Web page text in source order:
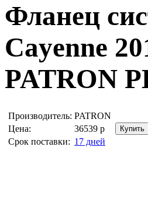
Фланец
Cayenne
PATRON
Производитель: PATRON
Цена:
36539 р
Срок поставки: 17 дней